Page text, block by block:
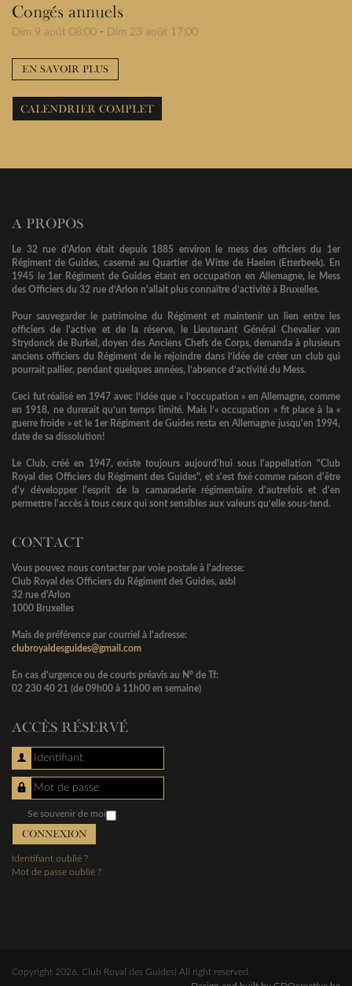
Congés annuels
Dim 9 août 08:00 - Dim 23 août 17:00
EN SAVOIR PLUS
CALENDRIER COMPLET
A PROPOS
Le 32 rue d'Arlon était depuis 1885 environ le mess des officiers du 1er
Régiment de Guides, caserné au Quartier de Witte de Haelen (Etterbeek). En
1945 le 1er Régiment de Guides étant en occupation en Allemagne, le Mess
des Officiers du 32 rue d’Arlon n'allait plus connaître d’activité à Bruxelles.
Pour sauvegarder le patrimoine du Régiment et maintenir un lien entre les
officiers de l'active et de la réserve, le Lieutenant Général Chevalier van
Strydonck de Burkel, doyen des Anciens Chefs de Corps, demanda à plusieurs
anciens officiers du Régiment de le rejoindre dans l’idée de créer un club qui
pourrait pallier, pendant quelques années, l’absence d’activité du Mess.
Ceci fut réalisé en 1947 avec l’idée que « l’occupation » en Allemagne, comme
en 1918, ne durerait qu’un temps limité. Mais l’« occupation » fit place à la «
guerre froide » et le 1er Régiment de Guides resta en Allemagne jusqu'en 1994,
date de sa dissolution!
Le Club, créé en 1947, existe toujours aujourd'hui sous l'appellation "Club
Royal des Officiers du Régiment des Guides", et s'est fixé comme raison d'être
d'y développer l'esprit de la camaraderie régimentaire d'autrefois et d'en
permettre l'accès à tous ceux qui sont sensibles aux valeurs qu’elle sous-tend.
CONTACT
Vous pouvez nous contacter par voie postale à l'adresse:
Club Royal des Officiers du Régiment des Guides, asbl
32 rue d'Arlon
1000 Bruxelles
Mais de préférence par courriel à l'adresse:
clubroyaldesguides@gmail.com
En cas d'urgence ou de courts préavis au N° de Tf:
02 230 40 21 (de 09h00 à 11h00 en semaine)
ACCÈS RÉSERVÉ
Identifiant
Mot de passe
Se souvenir de moi
CONNEXION
Identifiant oublié ?
Mot de passe oublié ?
Copyright 2026, Club Royal des Guides| All right reserved.